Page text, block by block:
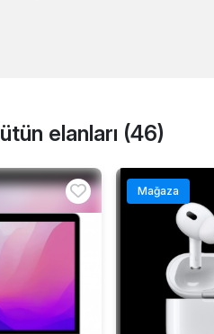
elanları (46)
Mağaza